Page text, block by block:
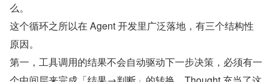
么。
这个循环之所以在 Agent 开发里广泛落地，有三个结构性
原因。
第一，工具调用的结果不会自动驱动下一步决策，必须有一